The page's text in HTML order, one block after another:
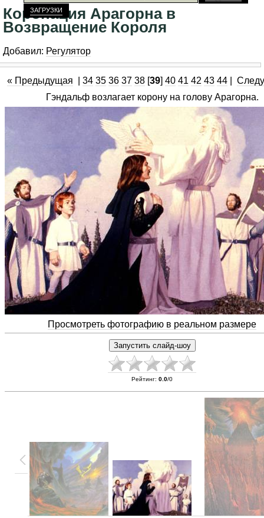
Коронация Арагорна в
Возвращение Короля
Добавил: Регулятор
« Предыдущая 34 35 36 37 38[39] 40 41 42 43 44|
Гэндальф возлагает корону на голову Арагорна.
Просмотреть фотографию в реальном размере
Рейтинг: 0.0/0
ЗАГРУЗКИ